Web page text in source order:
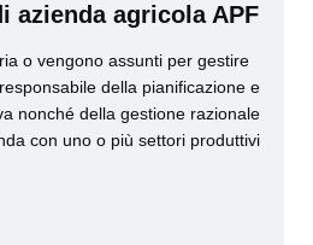
azienda agricola APF
o vengono assunti per gestire
della pianificazione e
nonché della gestione razionale
con uno o più settori produttivi